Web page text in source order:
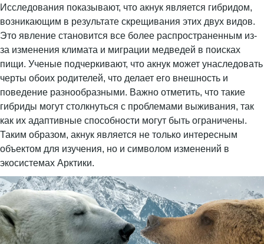
Исследования показывают, что акнук является гибридом,
возникающим в результате скрещивания этих двух видов.
Это явление становится все более распространенным из-
за изменения климата и миграции медведей в поисках
пищи. Ученые подчеркивают, что акнук может унаследовать
черты обоих родителей, что делает его внешность и
поведение разнообразными. Важно отметить, что такие
гибриды могут столкнуться с проблемами выживания, так
как их адаптивные способности могут быть ограничены.
Таким образом, акнук является не только интересным
объектом для изучения, но и символом изменений в
экосистемах Арктики.